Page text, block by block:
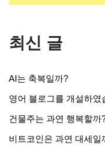
최신 글
AI는 축복일까?
영어 블로그를 개설하였
건물주는 과연 행복할까
비트코인은 과연 대세일